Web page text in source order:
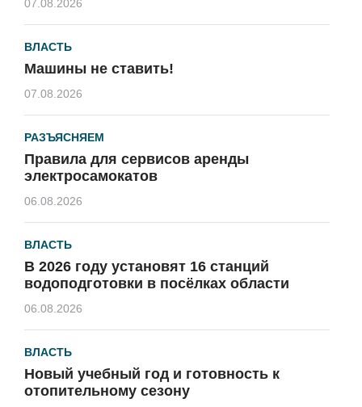
07.08.2026
ВЛАСТЬ
Машины не ставить!
07.08.2026
РАЗЪЯСНЯЕМ
Правила для сервисов аренды
электросамокатов
06.08.2026
ВЛАСТЬ
В 2026 году установят 16 станций
водоподготовки в посёлках области
06.08.2026
ВЛАСТЬ
Новый учебный год и готовность к
отопительному сезону